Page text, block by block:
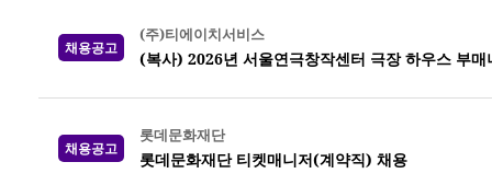
채용공고
(주)티에이치서비스
(복사) 2026년 서울연극창작센터 극장 하우스 부
채용공고
롯데문화재단
롯데문화재단 티켓매니저(계약직) 채용